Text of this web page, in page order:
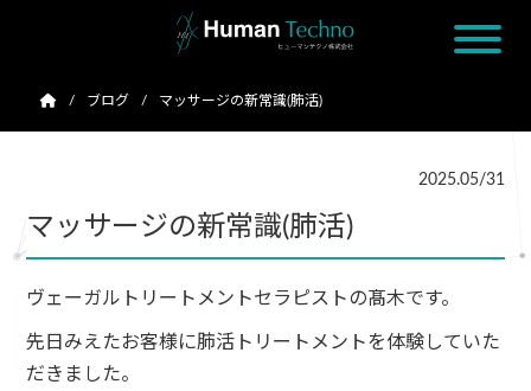
ブログ マッサージの新常識(肺活)
2025.05/31
マッサージの新常識(肺活)
ヴェーガルトリートメントセラピストの髙木です。
先日みえたお客様に肺活トリートメントを体験していた
だきました。